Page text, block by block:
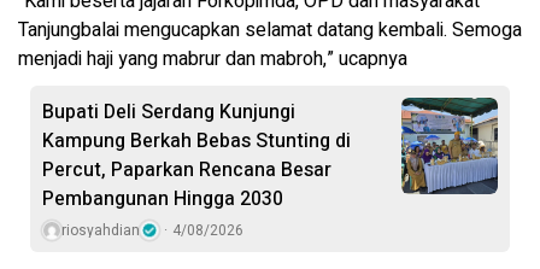
Tanjungbalai mengucapkan selamat datang kembali. Semoga
menjadi haji yang mabrur dan mabroh,” ucapnya
Bupati Deli Serdang Kunjungi
Kampung Berkah Bebas Stunting di
Percut, Paparkan Rencana Besar
Pembangunan Hingga 2030
riosyahdian 4/08/2026